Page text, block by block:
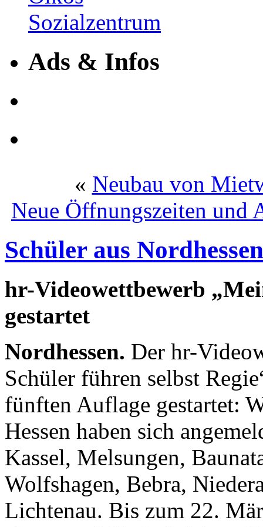
Ads & Infos
« Neubau von
Neue Öffnungszeiten und
Schüler aus
hr-Videowettbewerb
gestartet
Nordhessen. Der hr-
Schüler führen selbst
fünften Auflage gestartet:
Hessen haben sich
Kassel, Melsungen,
Wolfshagen, Bebra,
Lichtenau. Bis zum 22.